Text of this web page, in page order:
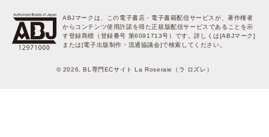
ABJマークは、この電子書店・電子書籍配信サービスが、著作権者
からコンテンツ使用許諾を得た正規版配信サービスであることを示
す登録商標（登録番号 第6091713号）です。詳しくは[ABJマーク]
または[電子出版制作・流通協議会]で検索してください。
© 2026, BL専門ECサイト La Roseraie（ラ ロズレ）